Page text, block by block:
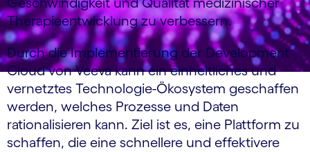
Therapieentwicklung zu verbessern.
Durch die Implementierung der Development
Cloud von Veeva kann ein einheitliches und
vernetztes Technologie-Ökosystem geschaffen
werden, welches Prozesse und Daten
rationalisieren kann. Ziel ist es, eine Plattform zu
schaffen, die eine schnellere und effektivere